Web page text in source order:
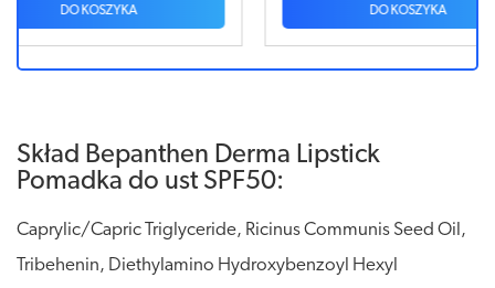
Skład Bepanthen Derma Lipstick
Pomadka do ust SPF50:
Caprylic/Capric Triglyceride, Ricinus Communis Seed Oil,
Tribehenin, Diethylamino Hydroxybenzoyl Hexyl